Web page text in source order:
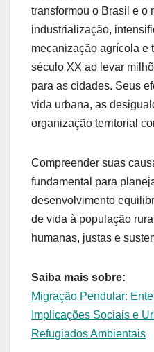
transformou o Brasil e o
industrialização,
mecanização agrícola e
século XX ao levar
para as cidades. Seus
vida urbana, as
organização territorial
Compreender suas
fundamental para
desenvolvimento
de vida à população
humanas, justas e
Saiba mais sobre:
Migração Pendular:
Implicações Sociais e
Refugiados Ambientais